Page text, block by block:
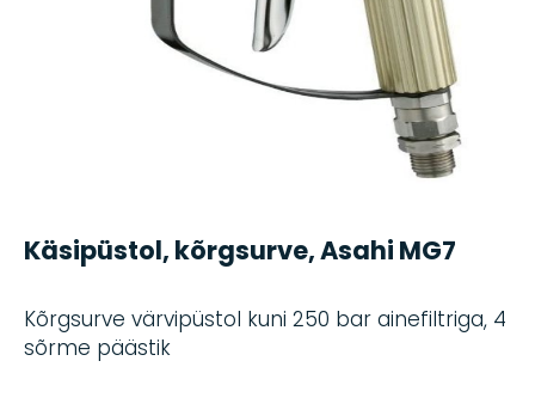
Käsipüstol, kõrgsurve, Asahi MG7
Kõrgsurve värvipüstol kuni 250 bar ainefiltriga, 4
sõrme päästik